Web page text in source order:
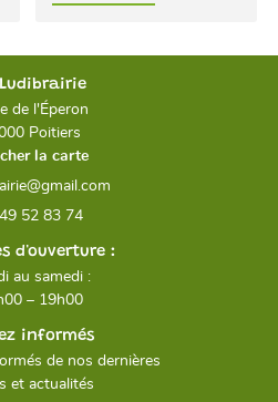
de l'Éperon
Poitiers
la carte
52 83 74
d'ouverture :
au samedi :
– 19h00
informés
de nos dernières
et actualités